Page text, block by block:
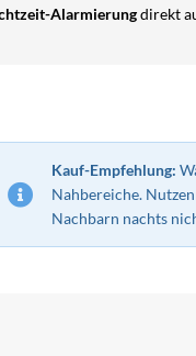
Alarmierungdirekt
Kauf-Empfehlung:
Nahbereiche. Nutzen
Nachbarn nachts